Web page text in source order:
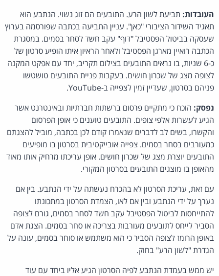
העובדות: תביעת לשון הרע. התובעים הם זוג נשוי. הנתבע הוא
תאגיד השידור הציבורי "כאן". עניין התביעה בכתבה שפורסמה בערוץ
שעסקה בביטול הפסטיבל "דוף" עקב חשד לסחר בסמים. במסגרת
הכתבה רואיין מארגן הפסטיבל ולאחר הראיון איתו הופיע סרטון של
כ-6 שניות, בו נראים התובעים בצילום תקריב, יחד עם אפקט המקנה
לצופה מצג של שכרון חושים. בעקבות פניית התובעים טושטשו
פניהם בסרטון, שעדיין זמין לצפייה ב-YouTube.
נפסק: הוכח כי מתקיים פרסום ברשתות חברתיות ובאינטרנט אשר
הגיע לעשרות אלפי צופים. התובעים טוענים כי אופן הפרסום
והקשרו, בשים לב לדברים שנאמרו קודם לכן בכתבה, מוביל להצגתם
כמעורבים בסחר בסמים. צפייה אובייקטיבית בסרטון בו מופיעים
התובעים יוצרת מצג של שכרון חושים. אופן עריכתו מרחיק אותו מאוד
מהאופן בו מוצגים התובעים בסרטון המקורי.
עם זאת, עריכת הסרטון לא בהכרח נעשתה על ידי הנתבע. בין אם
נערך על ידי הנתבע ובין אם לאו, הצמדת הסרטון במתכונתו
להתייחסות לביטול הפסטיבל עקב חשד לסחר בסמים, גורם לצופה
הסביר לייחס לתובעים מעורבות בצריכה או סחר בסמים. הצגת אדם
באופן הרומז לצופה הסביר כי הוא משתמש או סוחר בסמים, עונה על
הגדרת "לשון הרע" בחוק.
יש ממש בעמדת הנתבע לפיה הסרטון הגיע אליו ביחד עם עוד